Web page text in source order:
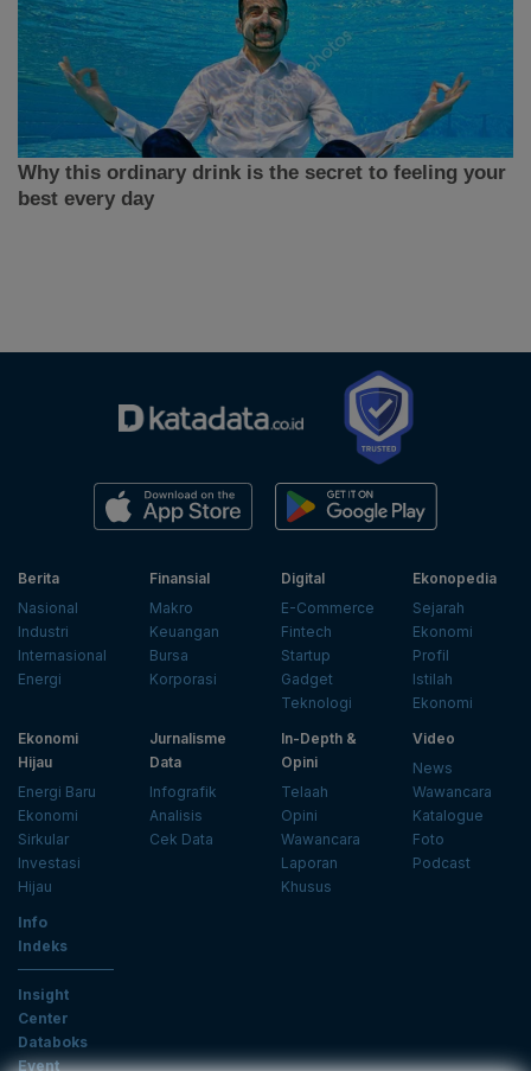
Berita
Nasional
Industri
Internasional
Energi
Finansial
Makro
Keuangan
Bursa
Korporasi
Digital
E-Commerce
Fintech
Startup
Gadget
Teknologi
Ekonopedia
Sejarah
Ekonomi
Profil
Istilah
Ekonomi
Ekonomi
Hijau
Energi Baru
Ekonomi
Sirkular
Investasi
Hijau
Jurnalisme
Data
Infografik
Analisis
Cek Data
In-Depth &
Opini
Telaah
Opini
Wawancara
Laporan
Khusus
Video
News
Wawancara
Katalogue
Foto
Podcast
Info
Indeks
Insight
Center
Databoks
Event